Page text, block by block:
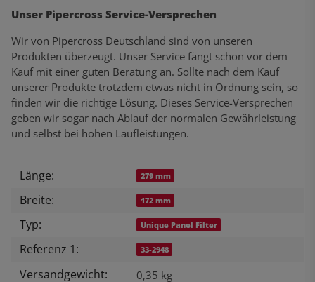
Unser Pipercross Service-Versprechen
Wir von Pipercross Deutschland sind von unseren
Produkten überzeugt. Unser Service fängt schon vor dem
Kauf mit einer guten Beratung an. Sollte nach dem Kauf
unserer Produkte trotzdem etwas nicht in Ordnung sein, so
finden wir die richtige Lösung. Dieses Service-Versprechen
geben wir sogar nach Ablauf der normalen Gewährleistung
und selbst bei hohen Laufleistungen.
Produkteigenschaft
Wert
Länge: 279 mm
Breite: 172 mm
Typ: Unique Panel Filter
Referenz 1: 33-2948
Versandgewicht: 0,35 kg